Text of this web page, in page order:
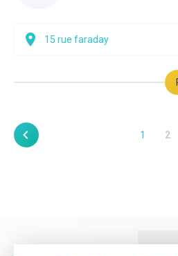
15 rue faraday
1 2